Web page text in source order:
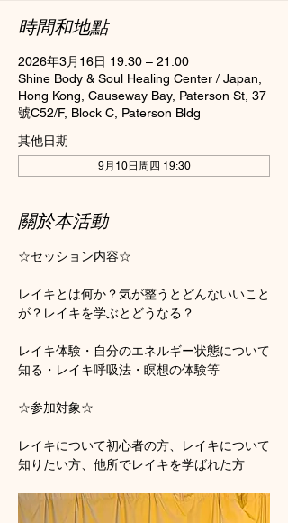
時間和地點
2026年3月16日 19:30 – 21:00
Shine Body & Soul Healing Center / Japan,
Hong Kong, Causeway Bay, Paterson St, 37
號C52/F, Block C, Paterson Bldg
其他日期
9月10日周四 19:30
關於本活動
☆セッション内容☆
レイキとは何か？気が整うとどんないいこと
が？レイキを学ぶとどうなる？
レイキ体験・自分のエネルギー状態について
知る・レイキ呼吸法・瞑想の体験等
☆参加対象☆
レイキについて初心者の方、レイキについて
知りたい方、他所でレイキを学ばれた方